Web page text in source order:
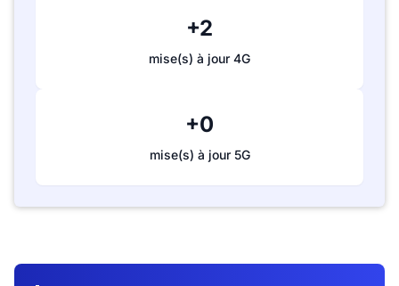
+2
mise(s) à jour 4G
+0
mise(s) à jour 5G